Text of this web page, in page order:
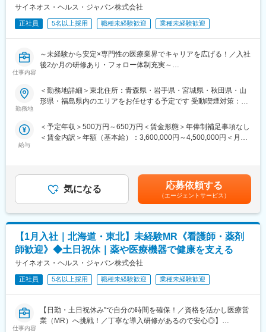
サイネオス・ヘルス・ジャパン株式会社
正社員 5名以上採用 職種未経験歓迎 業種未経験歓迎
仕事内容
～未経験から安定×専門性の医療業界でキャリアを広げる！／入社
後2か月の研修あり・フォロー体制充実～
大手企業で安定就業】
てキャリアをスタートできるポジションです。
当社は製薬・医療機器メーカーの営業業務を担う
2カ月の集中研修で業界の基礎から学べるため、医療業界が初めて
の方でも安心して挑戦できます。
営業職ならではの「提案スキル」だけでなく、専門知識を持って
医師などに提案するため、市場では需要が高まり、希少性も増し
ています。
・MRとは
主に医師や薬剤師等へ、担当製品の情報提供を行います。担当施
設の患者様に応じた情報提供や、担当製品の処方後の情報収集を
行います。
■ 丁寧な研修・支援体制
勤務地
＜勤務地詳細＞東北住所：青森県・岩手県・宮城県・秋田県・山
形県・福島県内のエリアをお任せする予定です 受動喫煙対策：屋
給与
＜予定年収＞500万円～650万円＜賃金形態＞年俸制補足事項なし
＜賃金内訳＞年額（基本給）：3,600,000円～4,500,000円＜月額
動・四半期一時金：10万円（四半期に1回、10万円程度支給）※た
だし支給条件有。他、永続勤務報奨金（3年勤務5万円支給、5年
勤務10万円…）ございます。賃金はあくまでも目安の金額であ
り、選考を通じて上下する可能性があります。月給(月額)は固定手
当を含めた表記です。
気になる 応募依頼する
（エージェントサービス）
【1月入社｜北海道・東北】未経験MR《看護師・薬剤
師歓迎》◆土日祝休｜薬や医療機器で健康を支える
サイネオス・ヘルス・ジャパン株式会社
正社員 5名以上採用 職種未経験歓迎 業種未経験歓迎
仕事内容
【日勤・土日祝休み”で自分の時間を確保！／資格を活かし医療営
業（MR）へ挑戦！／丁寧な導入研修があるので安心◎】